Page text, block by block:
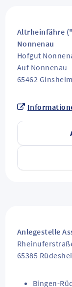
Altrheinfähre
Nonnenau
Hofgut
Auf Nonnenau
65462
Anlegestelle
65385
Bingen-